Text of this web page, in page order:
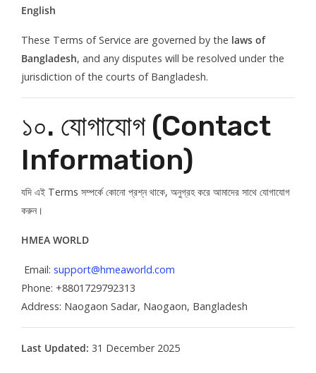
English
These Terms of Service are governed by the laws of
Bangladesh, and any disputes will be resolved under the
jurisdiction of the courts of Bangladesh.
১০. যোগাযোগ (Contact
Information)
যদি এই Terms সম্পর্কে কোনো প্রশ্ন থাকে, অনুগ্রহ করে আমাদের সাথে যোগাযোগ
করুন।
HMEA WORLD
Email: support@hmeaworld.com
Phone: +8801729792313
Address: Naogaon Sadar, Naogaon, Bangladesh
Last Updated: 31 December 2025